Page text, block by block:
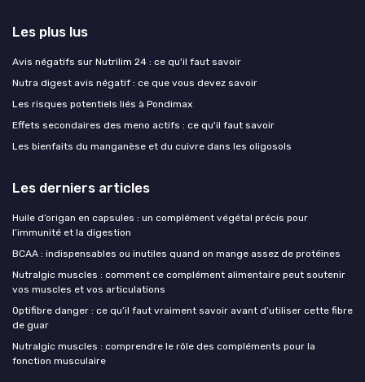
Les plus lus
Avis négatifs sur Nutrilim 24 : ce qu'il faut savoir
Nutra digest avis négatif : ce que vous devez savoir
Les risques potentiels liés à Pondimax
Effets secondaires des meno actifs : ce qu'il faut savoir
Les bienfaits du manganèse et du cuivre dans les oligosols
Les derniers articles
Huile d’origan en capsules : un complément végétal précis pour
l’immunité et la digestion
BCAA : indispensables ou inutiles quand on mange assez de protéines
Nutralgic muscles : comment ce complément alimentaire peut soutenir
vos muscles et vos articulations
Optifibre danger : ce qu’il faut vraiment savoir avant d’utiliser cette fibre
de guar
Nutralgic muscles : comprendre le rôle des compléments pour la
fonction musculaire